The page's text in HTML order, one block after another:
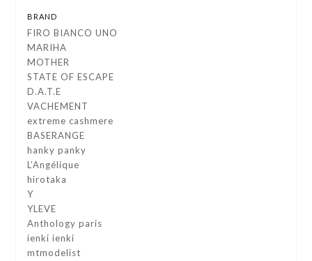
BRAND
FIRO BIANCO UNO
MARIHA
MOTHER
STATE OF ESCAPE
D.A.T.E
VACHEMENT
extreme cashmere
BASERANGE
hanky panky
L’Angélique
hirotaka
Y
YLEVE
Anthology paris
ienki ienki
mtmodelist